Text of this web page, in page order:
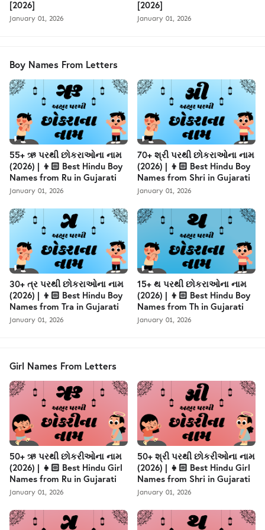
[2026]
January 01, 2026
[2026]
January 01, 2026
Boy Names From Letters
55+ ઋ પરથી છોકરાઓના નામ
(2026) | 👦🏻 Best Hindu Boy
Names from Ru in Gujarati
January 01, 2026
70+ શ્રી પરથી છોકરાઓના નામ
(2026) | 👦🏻 Best Hindu Boy
Names from Shri in Gujarati
January 01, 2026
30+ ત્ર પરથી છોકરાઓના નામ
(2026) | 👦🏻 Best Hindu Boy
Names from Tra in Gujarati
January 01, 2026
15+ થ પરથી છોકરાઓના નામ
(2026) | 👦🏻 Best Hindu Boy
Names from Th in Gujarati
January 01, 2026
Girl Names From Letters
50+ ઋ પરથી છોકરીઓના નામ
(2026) | 👧🏻 Best Hindu Girl
Names from Ru in Gujarati
January 01, 2026
50+ શ્રી પરથી છોકરીઓના નામ
(2026) | 👧🏻 Best Hindu Girl
Names from Shri in Gujarati
January 01, 2026